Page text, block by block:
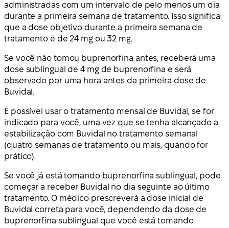
administradas com um intervalo de pelo menos um dia
durante a primeira semana de tratamento. Isso significa
que a dose objetivo durante a primeira semana de
tratamento é de 24 mg ou 32 mg.
Se você não tomou buprenorfina antes, receberá uma
dose sublingual de 4 mg de buprenorfina e será
observado por uma hora antes da primeira dose de
Buvidal.
É possível usar o tratamento mensal de Buvidal, se for
indicado para você, uma vez que se tenha alcançado a
estabilização com Buvidal no tratamento semanal
(quatro semanas de tratamento ou mais, quando for
prático).
Se você já está tomando buprenorfina sublingual, pode
começar a receber Buvidal no dia seguinte ao último
tratamento. O médico prescreverá a dose inicial de
Buvidal correta para você, dependendo da dose de
buprenorfina sublingual que você está tomando